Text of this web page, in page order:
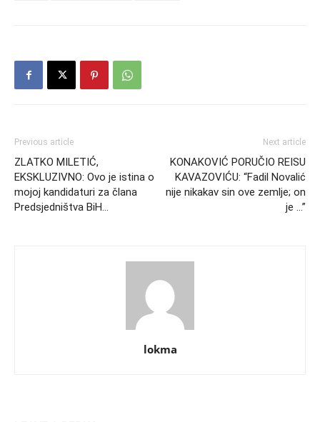
Previous article
ZLATKO MILETIĆ,
EKSKLUZIVNO: Ovo je istina o
mojoj kandidaturi za člana
Predsjedništva BiH…
Next article
KONAKOVIĆ PORUČIO REISU
KAVAZOVIĆU: “Fadil Novalić
nije nikakav sin ove zemlje; on
je …”
lokma